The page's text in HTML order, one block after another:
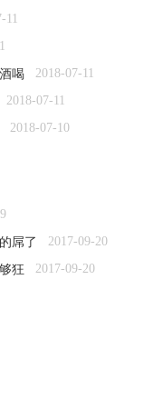
11
喝 2018-07-11
2018-07-11
2018-07-10
屌了 2017-09-20
狂 2017-09-20